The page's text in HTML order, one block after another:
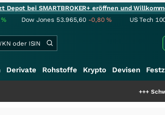
Depot bei SMARTBROKER+ eröffnen und
% Dow Jones 53.965,60 -0,80% US Tech
Derivate Rohstoffe Krypto Devisen
Schwere